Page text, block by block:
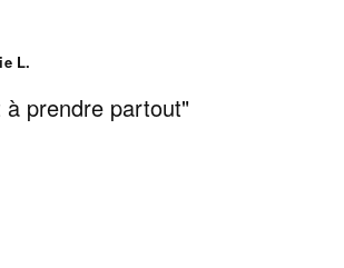
L.
prendre partout"